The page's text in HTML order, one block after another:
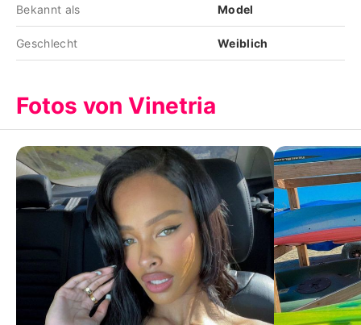
Utiq verwalten
Bekannt als Model
Geschlecht Weiblich
Fotos von Vinetria